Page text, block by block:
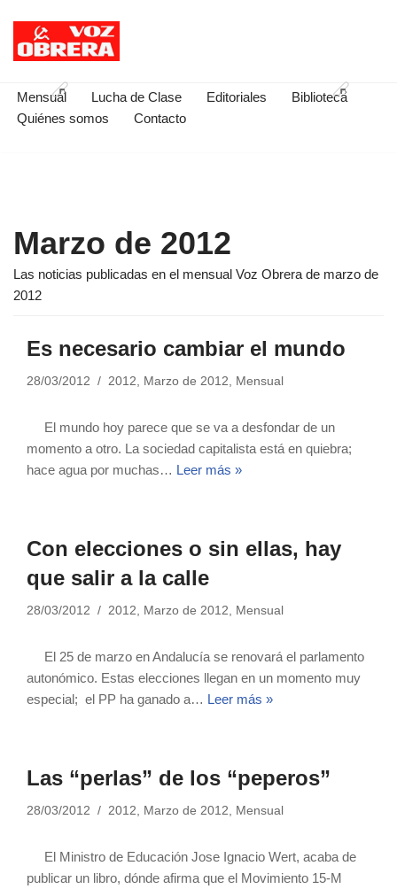
Saltar
contenido
Mensual Lucha de Clase Editoriales
Biblioteca
Quiénes somos
Contacto
Marzo de 2012
Las noticias publicadas en el mensual Voz Obrera de marzo de
2012
Es necesario cambiar el mundo
28/03/2012 2012, Marzo de 2012, Mensual
El mundo hoy parece que se va a desfondar de un
momento a otro. La sociedad capitalista está en quiebra;
hace agua por muchas… Leer más »
Con elecciones o sin ellas, hay
que salir a la calle
28/03/2012 2012, Marzo de 2012, Mensual
El 25 de marzo en Andalucía se renovará el parlamento
autonómico. Estas elecciones llegan en un momento muy
especial; el PP ha ganado a… Leer más »
Las “perlas” de los “peperos”
28/03/2012 2012, Marzo de 2012, Mensual
El Ministro de Educación Jose Ignacio Wert, acaba de
publicar un libro, dónde afirma que el Movimiento 15-M